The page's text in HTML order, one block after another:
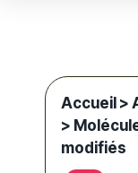
Accueil >
>
modifiés